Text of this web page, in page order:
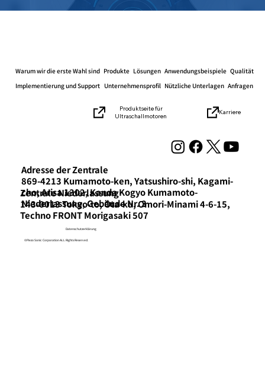
Adresse der Zentrale
869-4213 Kumamoto-ken, Yatsushiro-shi, Kagami-
cho, Arisa 1302, Kanda Kogyo Kumamoto-
Niederlassung, Gebäude Nr. 3
​Zentrale Niederlassung
143-0013 Tokyo-to, Ota-ku, Omori-Minami 4-6-15,
Techno FRONT Morigasaki 507
Warum wir die erste Wahl sind Produkte Lösungen Anwendungsbeispiele Qualität
Implementierung und Support Unternehmensprofil Nützliche Unterlagen Anfragen
Produktseite für
Ultraschallmotoren
Karriere
Datenschutzerklärung
©Piezo Sonic Corporation ALL Rights Reserved.